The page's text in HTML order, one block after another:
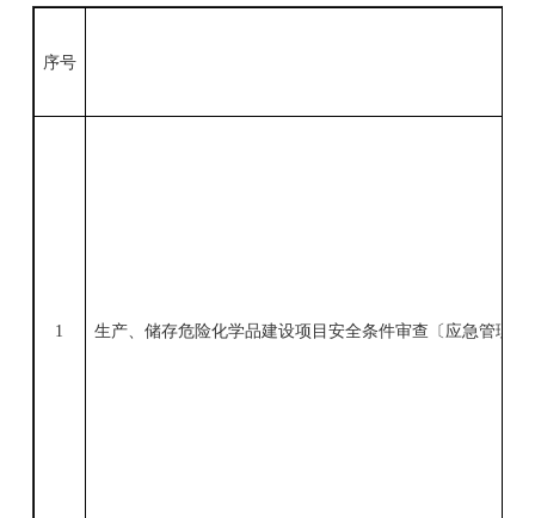
序号
1 生产、储存危险化学品建设项目安全条件审查〔应急管理